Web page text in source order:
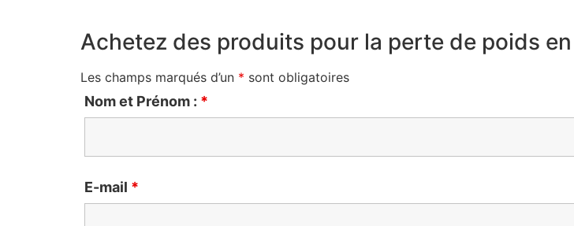
Achetez des produits pour la perte de poids
Les champs marqués d’un * sont obligatoires
Nom et Prénom : *
E-mail *